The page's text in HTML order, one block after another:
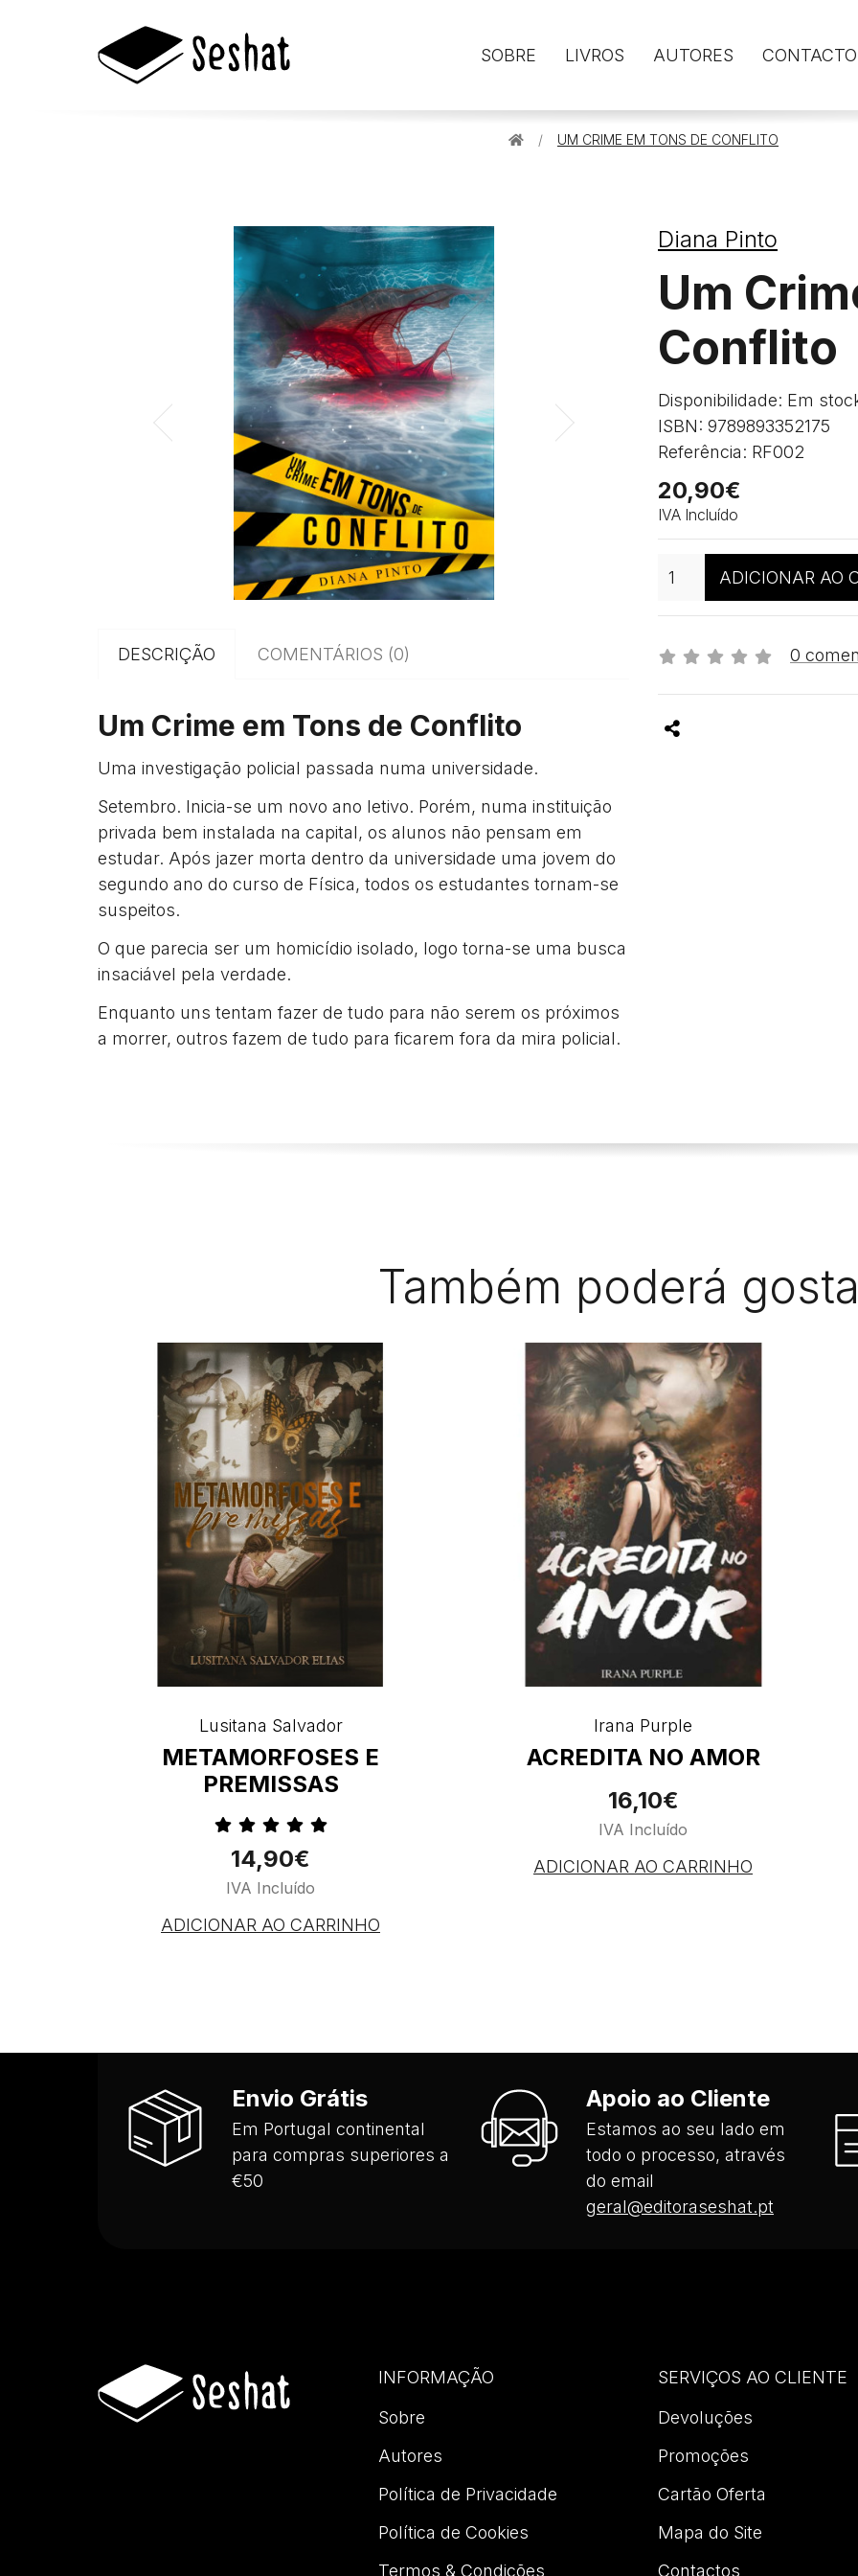
SOBRE LIVROS AUTORES
UM CRIME EM TONS DE CONFLITO
Diana Pinto
Um
Conflito
Disponibilidade: Em
ISBN: 9789893352175
Referência: RF002
20,90€
IVA Incluído
ADICIONAR AO
0
Partilhar
DESCRIÇÃO COMENTÁRIOS (0)
Um Crime em Tons de Conflito
Uma investigação policial passada numa universidade.
Setembro. Inicia-se um novo ano letivo. Porém, numa instituição
privada bem instalada na capital, os alunos não pensam em
estudar. Após jazer morta dentro da universidade uma jovem do
segundo ano do curso de Física, todos os estudantes tornam-se
suspeitos.
O que parecia ser um homicídio isolado, logo torna-se uma busca
insaciável pela verdade.
Enquanto uns tentam fazer de tudo para não serem os próximos
a morrer, outros fazem de tudo para ficarem fora da mira policial.
Também poderá
Lusitana Salvador
METAMORFOSES E
PREMISSAS
14,90€
IVA Incluído
ADICIONAR AO CARRINHO
Irana Purple
ACREDITA NO AMOR
16,10€
IVA Incluído
ADICIONAR AO CARRINHO
Envio Grátis
Em Portugal continental
para compras superiores a
€50
Apoio ao Cliente
Estamos ao seu lado em
todo o processo, através
do email
geral@editoraseshat.pt
INFORMAÇÃO
Sobre
Autores
Política de Privacidade
Política de Cookies
Termos & Condições
SERVIÇOS AO CLIENTE
Devoluções
Promoções
Cartão Oferta
Mapa do Site
Contactos